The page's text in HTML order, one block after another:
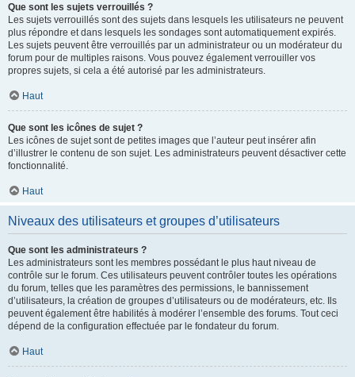
Que sont les sujets verrouillés ?
Les sujets verrouillés sont des sujets dans lesquels les utilisateurs ne peuvent
plus répondre et dans lesquels les sondages sont automatiquement expirés.
Les sujets peuvent être verrouillés par un administrateur ou un modérateur du
forum pour de multiples raisons. Vous pouvez également verrouiller vos
propres sujets, si cela a été autorisé par les administrateurs.
Haut
Que sont les icônes de sujet ?
Les icônes de sujet sont de petites images que l’auteur peut insérer afin
d’illustrer le contenu de son sujet. Les administrateurs peuvent désactiver cette
fonctionnalité.
Haut
Niveaux des utilisateurs et groupes d’utilisateurs
Que sont les administrateurs ?
Les administrateurs sont les membres possédant le plus haut niveau de
contrôle sur le forum. Ces utilisateurs peuvent contrôler toutes les opérations
du forum, telles que les paramètres des permissions, le bannissement
d’utilisateurs, la création de groupes d’utilisateurs ou de modérateurs, etc. Ils
peuvent également être habilités à modérer l’ensemble des forums. Tout ceci
dépend de la configuration effectuée par le fondateur du forum.
Haut